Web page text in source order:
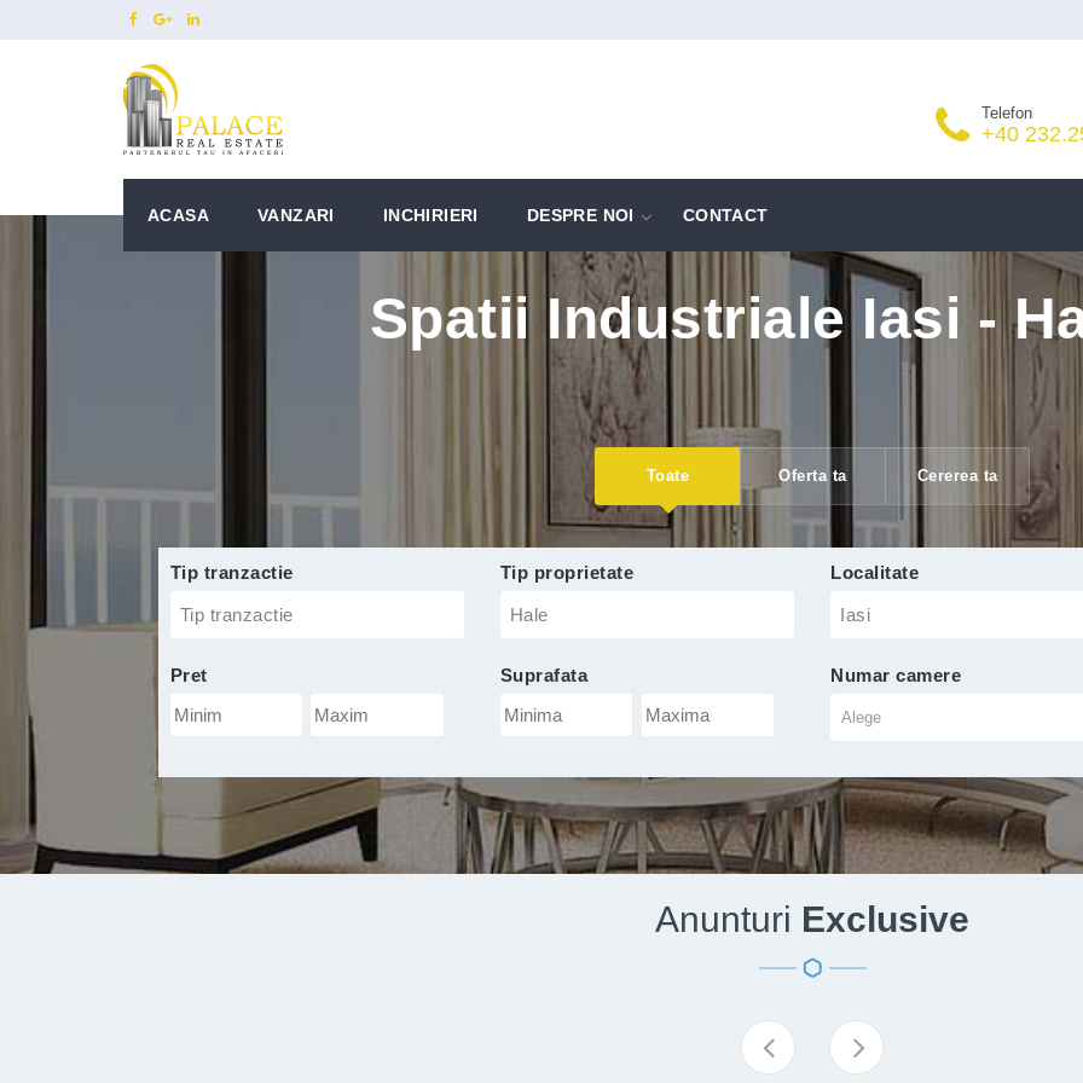
Telefon
+40
ACASA VANZARI INCHIRIERI DESPRE NOI CONTACT
Spatii Industriale Iasi -
Toate Oferta ta Cererea ta
Tip tranzactie
Tip tranzactie
Tip proprietate
Hale
Localitate
Iasi
Pretminim
Pret
Suprafataminima
Suprafata
Numar camere
Anunturi Exclusive